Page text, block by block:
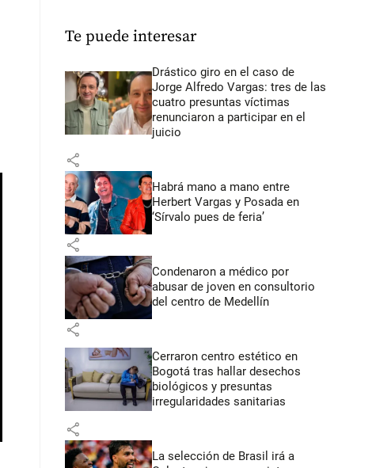
Te puede interesar
Drástico giro en el caso de
Jorge Alfredo Vargas: tres de las
cuatro presuntas víctimas
renunciaron a participar en el
juicio
share
Habrá mano a mano entre
Herbert Vargas y Posada en
‘Sírvalo pues de feria’
share
Condenaron a médico por
abusar de joven en consultorio
del centro de Medellín
share
Cerraron centro estético en
Bogotá tras hallar desechos
biológicos y presuntas
irregularidades sanitarias
share
La selección de Brasil irá a